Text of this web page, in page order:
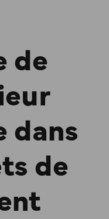
de
dans
de